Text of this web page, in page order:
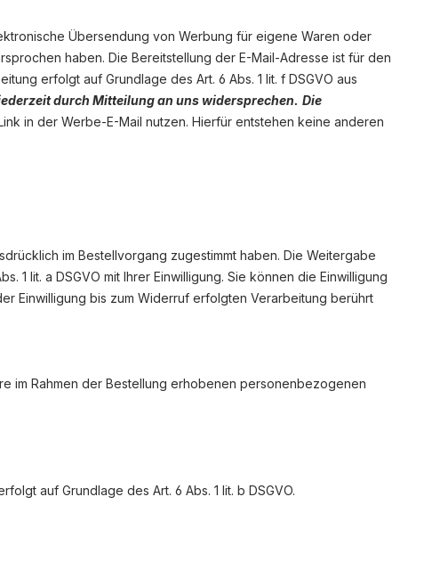
Übersendung von Werbung für eigene Waren oder
haben. Die Bereitstellung der E-Mail-Adresse ist für den
erfolgt auf Grundlage des Art. 6 Abs. 1 lit. f DSGVO aus
durch Mitteilung an uns widersprechen. Die
in der Werbe-E-Mail nutzen. Hierfür entstehen keine anderen
im Bestellvorgang zugestimmt haben. Die Weitergabe
1 lit. a DSGVO mit Ihrer Einwilligung. Sie können die Einwilligung
Einwilligung bis zum Widerruf erfolgten Verarbeitung berührt
im Rahmen der Bestellung erhobenen personenbezogenen
auf Grundlage des Art. 6 Abs. 1 lit. b DSGVO.